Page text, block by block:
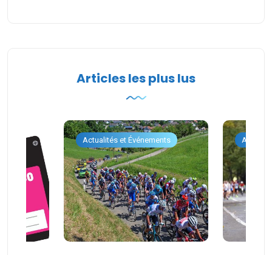
Articles les plus lus
Actualités et Événements